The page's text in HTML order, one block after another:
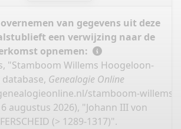
van gegevens uit deze
een verwijzing naar de
opnemen:
"Stamboom Willems Hoogeloon-
Genealogie Online
stamboom-willems-
augustus 2026), "Johann III von
(> 1289-1317)".